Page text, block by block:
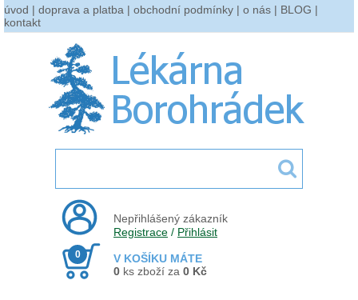
úvod | doprava a platba | obchodní podmínky | o nás | BLOG |
kontakt
Nepřihlášený zákazník
Registrace / Přihlásit
V KOŠÍKU MÁTE
0
0 ks zboží za 0 Kč